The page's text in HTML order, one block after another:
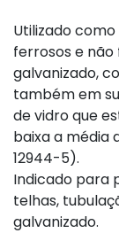
Utilizado
ferrosos e não
galvanizado,
também em
de vidro que
baixa a média
12944-5).
Indicado para
telhas,
galvanizado.